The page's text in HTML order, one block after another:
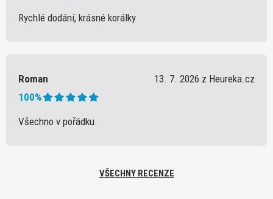
Rychlé dodání, krásné korálky
Roman
13. 7. 2026 z Heureka.cz
100%
Všechno v pořádku.
VŠECHNY RECENZE